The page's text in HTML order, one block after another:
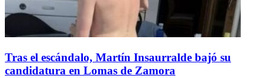
Tras el escándalo, Martín Insaurralde bajó su
candidatura en Lomas de Zamora